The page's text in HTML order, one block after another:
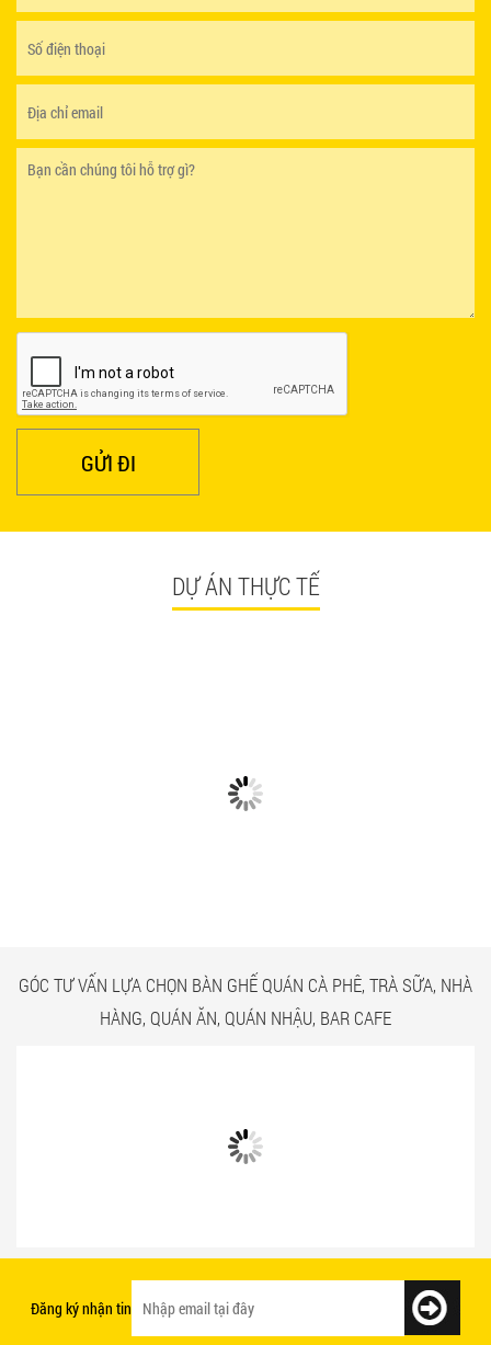
GHẾ EAMES - GHẾ NHỰA CAFE CHÂN GỖ GIÁ RẺ
GHẾ XẾP GẤP GIÁ RẺ - MÃ SỐ: X001
BÀN CAFE BCF01 GIÁ RẺ - MÃ SỐ: BCF01
650.000 VNĐ
GỬI ĐI
DỰ ÁN THỰC TẾ
GÓC TƯ VẤN LỰA CHỌN BÀN GHẾ QUÁN CÀ PHÊ, TRÀ SỮA, NHÀ
HÀNG, QUÁN ĂN, QUÁN NHẬU, BAR CAFE
Đăng ký nhận tin